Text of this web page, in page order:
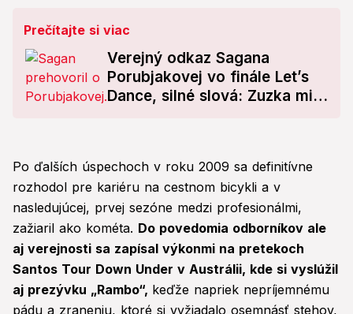
Prečítajte si viac
Verejný odkaz Sagana
Porubjakovej vo finále Let’s
Dance, silné slová: Zuzka mi
Po ďalších úspechoch v roku 2009 sa definitívne
rozhodol pre kariéru na cestnom bicykli a v
nasledujúcej, prvej sezóne medzi profesionálmi,
zažiaril ako kométa. Do povedomia odborníkov ale
aj verejnosti sa zapísal výkonmi na pretekoch
Santos Tour Down Under v Austrálii, kde si vyslúžil
aj prezývku „Rambo“, keďže napriek nepríjemnému
pádu a zraneniu, ktoré si vyžiadalo osemnásť stehov,